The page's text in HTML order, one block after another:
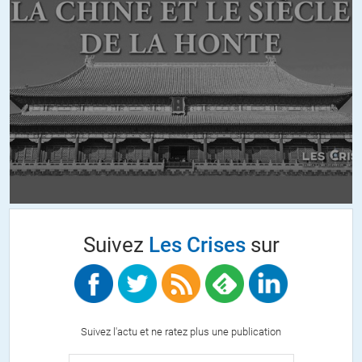
nous sommes avec vous.
ALERTER
GRRR//22.11.2013 à 00h00
Et apparemment la censure a frappé! J’apprécie beaucoup ce que
ainsi que le travail énorme fourni, et je transmets souvent le lien de
méthodes. Vraiment surpris.
Enfin, pour terminer sur une note humoristique:
« Ce n’est pas parce qu’il sont nombreux a voir tort qu’ils ont
raison » (Coluche)
ALERTER
Suivez Les Crisessur
Suivez l'actu et ne ratez plus une publication